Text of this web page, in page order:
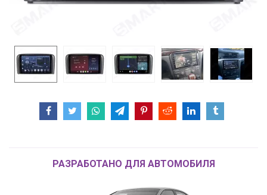
РАЗРАБОТАНО ДЛЯ АВТОМОБИЛЯ